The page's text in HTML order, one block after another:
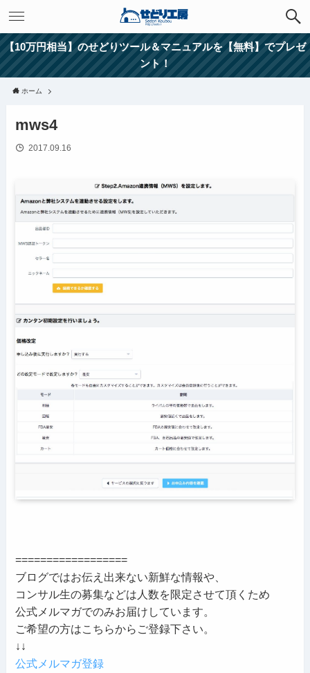
【10万円相当】のせどりツール＆マニュアルを【無料】でプレゼ
ント！
ホーム
mws4
2017.09.16
==================
ブログではお伝え出来ない新鮮な情報や、
コンサル生の募集などは人数を限定させて頂くため
公式メルマガでのみお届けしています。
ご希望の方はこちらからご登録下さい。
↓↓
公式メルマガ登録